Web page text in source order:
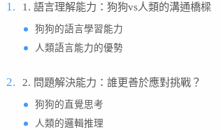
1. 語言理解能力：狗狗vs人類的溝通橋樑
狗狗的語言學習能力
人類語言能力的優勢
2. 問題解決能力：誰更善於應對挑戰？
狗狗的直覺思考
人類的邏輯推理